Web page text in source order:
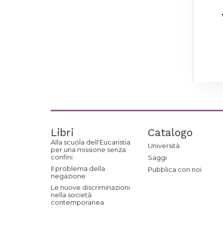
Libri
Alla scuola dell'Eucaristia
per una missione senza
confini
Il problema della
negazione
Le nuove discriminazioni
nella società
contemporanea
Catalogo
Università
Saggi
Pubblica con noi